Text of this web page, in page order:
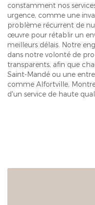
constamment nos
urgence, comme une
problème récurrent de
œuvre pour rétablir un
meilleurs délais. Notre
dans notre volonté de
transparents, afin que
Saint-Mandé ou une
comme Alfortville,
d'un service de haute